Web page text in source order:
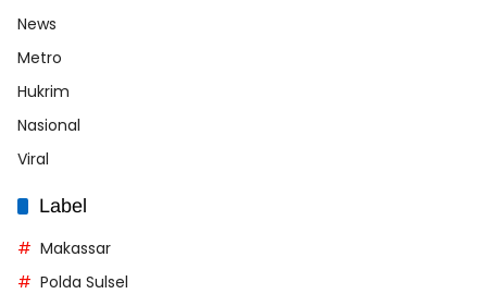
News
Metro
Hukrim
Nasional
Viral
Label
Makassar
Polda Sulsel